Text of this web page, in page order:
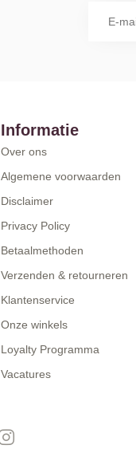
Informatie
Over ons
Algemene voorwaarden
Disclaimer
Privacy Policy
Betaalmethoden
Verzenden & retourneren
Klantenservice
Onze winkels
Loyalty Programma
Vacatures